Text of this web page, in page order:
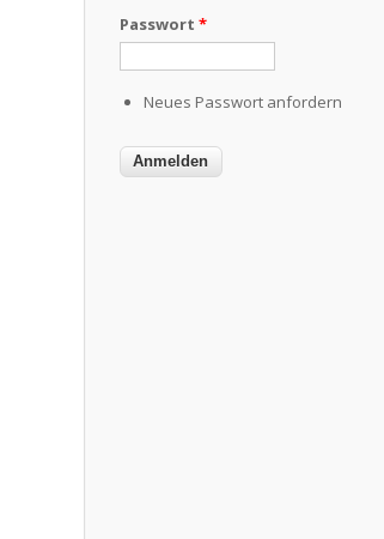
Passwort *
Neues Passwort anfordern